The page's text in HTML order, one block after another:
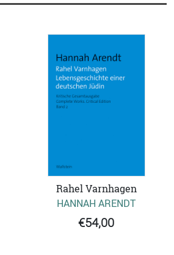
Rahel Varnhagen
HANNAH ARENDT
€54,00